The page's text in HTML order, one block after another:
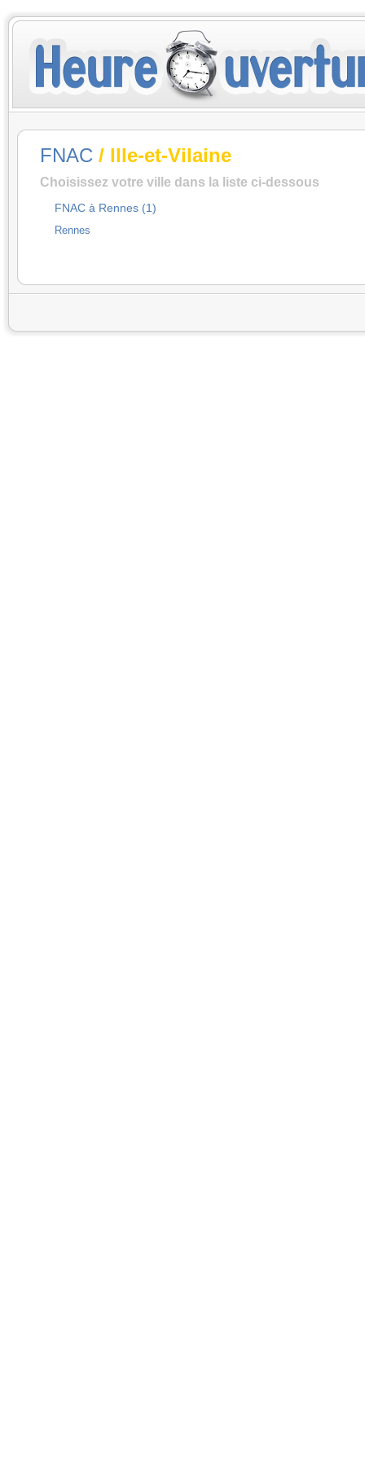
FNAC / Ille-et-Vilaine
Choisissez votre ville dans la liste ci-dessous
FNAC à Rennes (1)
Rennes